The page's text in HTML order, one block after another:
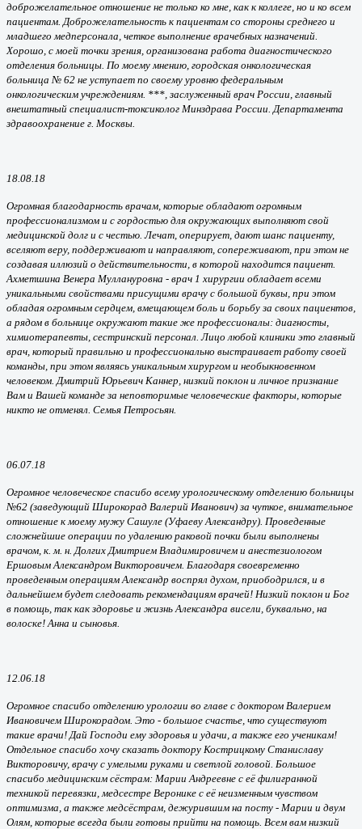
доброжелательное отношение не только ко мне, как к коллеге, но и ко всем
пациентам. Доброжелательность к пациентам со стороны среднего и
младшего медперсонала, четкое выполнение врачебных назначений.
Хорошо, с моей точки зрения, организована работа диагностического
отделения больницы. По моему мнению, городская онкологическая
больница № 62 не уступает по своему уровню федеральным
онкологическим учреждениям. ***, заслуженный врач России, главный
внештатный специалист-токсиколог Минздрава России. Департамента
здравоохранение г. Москвы.
18.08.18
Огромная благодарность врачам, которые обладают огромным
профессионализмом и с гордостью для окружающих выполняют свой
медицинской долг и с честью. Лечат, оперирует, дают шанс пациенту,
вселяют веру, поддерживают и направляют, сопереживают, при этом не
создавая иллюзий о действительности, в которой находится пациент.
Ахметшина Венера Муллануровна - врач 1 хирургии обладает всеми
уникальными свойствами присущими врачу с большой буквы, при этом
обладая огромным сердцем, вмещающем боль и борьбу за своих пациентов,
а рядом в больнице окружают такие же профессионалы: диагносты,
химиотерапевты, сестринский персонал. Лицо любой клиники это главный
врач, который правильно и профессионально выстраивает работу своей
команды, при этом являясь уникальным хирургом и необыкновенном
человеком. Дмитрий Юрьевич Каннер, низкий поклон и личное признание
Вам и Вашей команде за неповторимые человеческие факторы, которые
никто не отменял. Семья Петросьян.
06.07.18
Огромное человеческое спасибо всему урологическому отделению больницы
№62 (заведующий Широкорад Валерий Иванович) за чуткое, внимательное
отношение к моему мужу Сашуле (Уфаеву Александру). Проведенные
сложнейшие операции по удалению раковой почки были выполнены
врачом, к. м. н. Долгих Дмитрием Владимировичем и анестезиологом
Ершовым Александром Викторовичем. Благодаря своевременно
проведенным операциям Александр воспрял духом, приободрился, и в
дальнейшем будет следовать рекомендациям врачей! Низкий поклон и Бог
в помощь, так как здоровье и жизнь Александра висели, буквально, на
волоске! Анна и сыновья.
12.06.18
Огромное спасибо отделению урологии во главе с доктором Валерием
Ивановичем Широкорадом. Это - большое счастье, что существуют
такие врачи! Дай Господи ему здоровья и удачи, а также его ученикам!
Отдельное спасибо хочу сказать доктору Кострицкому Станиславу
Викторовичу, врачу с умелыми руками и светлой головой. Большое
спасибо медицинским сёстрам: Марии Андреевне с её филигранной
техникой перевязки, медсестре Веронике с её неизменным чувством
оптимизма, а также медсёстрам, дежурившим на посту - Марии и двум
Олям, которые всегда были готовы прийти на помощь. Всем вам низкий